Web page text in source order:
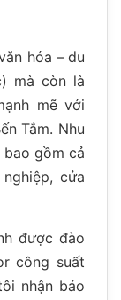
hóa – du
mà còn là
mẽ với
Tắm. Nhu
bao gồm cả
cửa
được đào
công suất
nhận bảo